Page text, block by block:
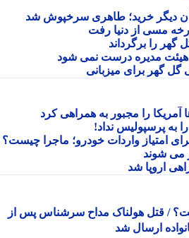
خرید؛ طاهری سرخپوش شد
مسی از دنیا رفت
را برگرداند
مدیره درست نمی شود
برای میزبانی
را مجبور به همراهی کرد
پرسپولیس نداد!
امتیاز واردات خودرو؛ ماجرا چیست؟
شوند
اروپا شد
قتل هولناک مداح سرشناس پس از
ارسال شد